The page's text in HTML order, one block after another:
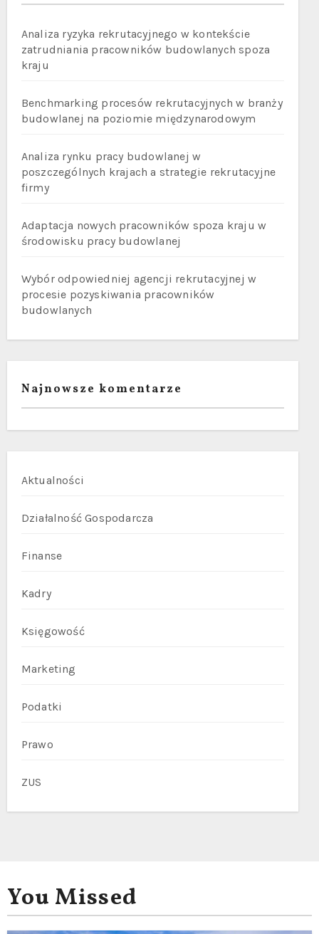
Analiza ryzyka rekrutacyjnego w kontekście
zatrudniania pracowników budowlanych spoza
kraju
Benchmarking procesów rekrutacyjnych w branży
budowlanej na poziomie międzynarodowym
Analiza rynku pracy budowlanej w
poszczególnych krajach a strategie rekrutacyjne
firmy
Adaptacja nowych pracowników spoza kraju w
środowisku pracy budowlanej
Wybór odpowiedniej agencji rekrutacyjnej w
procesie pozyskiwania pracowników
budowlanych
Najnowsze komentarze
Aktualności
Działalność Gospodarcza
Finanse
Kadry
Księgowość
Marketing
Podatki
Prawo
ZUS
You Missed